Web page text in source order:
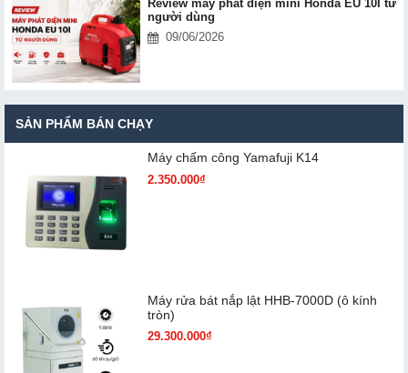
Review máy phát điện mini Honda EU 10I từ
người dùng
09/06/2026
SẢN PHẨM BÁN CHẠY
Máy chấm cô​ng Yamafuji K14
2.350.000₫
Máy rửa bát nắp lật HHB-7000D (ô kính
tròn)
29.300.000₫